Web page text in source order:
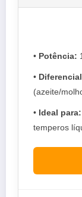
• Potência:
•
(azeite/
• Ideal para:
temperos